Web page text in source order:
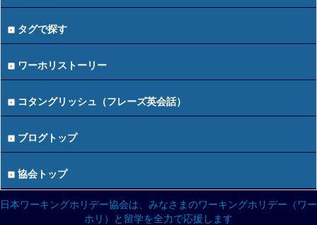
タグで探す
ワーホリストーリー
コタングリッシュ（フレーズ英会話）
ブログトップ
協会トップ
日本ワーキングホリデー協会は、みなさまのワーキングホリデー（ワー
ホリ）と留学を全力で応援します